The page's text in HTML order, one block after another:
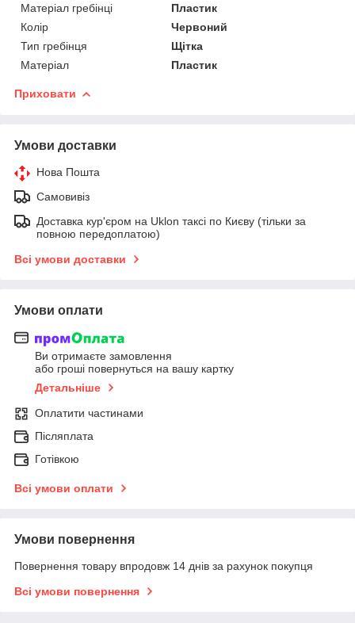
Матеріал гребінці
Пластик
Колір
Червоний
Тип гребінця
Щітка
Матеріал
Пластик
Приховати
Умови доставки
Нова Пошта
Самовивіз
Доставка кур'єром на Uklon таксі по Києву (тільки за
повною передоплатою)
Всі умови доставки
Умови оплати
Ви отримаєте замовлення
або гроші повернуться на вашу картку
Детальніше
Оплатити частинами
Післяплата
Готівкою
Всі умови оплати
Умови повернення
Повернення товару впродовж 14 днів за рахунок покупця
Всі умови повернення